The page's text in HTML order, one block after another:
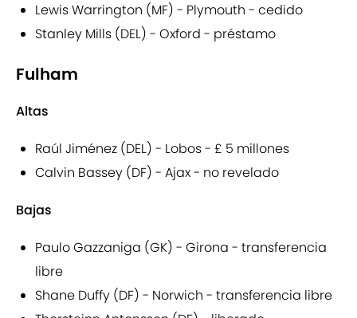
Lewis Warrington (MF) - Plymouth - cedido
Stanley Mills (DEL) - Oxford - préstamo
Fulham
Altas
Raúl Jiménez (DEL) - Lobos - £ 5 millones
Calvin Bassey (DF) - Ajax - no revelado
Bajas
Paulo Gazzaniga (GK) - Girona - transferencia
libre
Shane Duffy (DF) - Norwich - transferencia libre